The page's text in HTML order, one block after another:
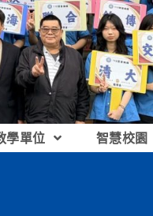
學單位 智慧校園